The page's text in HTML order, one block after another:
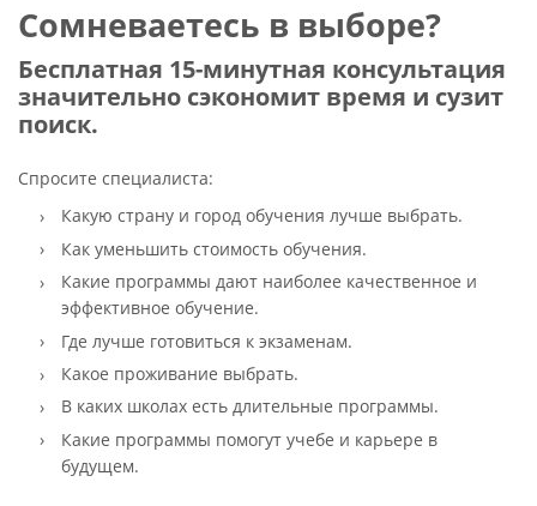
Сомневаетесь в выборе?
Бесплатная 15-минутная консультация
значительно сэкономит время и сузит
поиск.
Спросите специалиста:
Какую страну и город обучения лучше выбрать.
Как уменьшить стоимость обучения.
Какие программы дают наиболее качественное и
эффективное обучение.
Где лучше готовиться к экзаменам.
Какое проживание выбрать.
В каких школах есть длительные программы.
Какие программы помогут учебе и карьере в
будущем.